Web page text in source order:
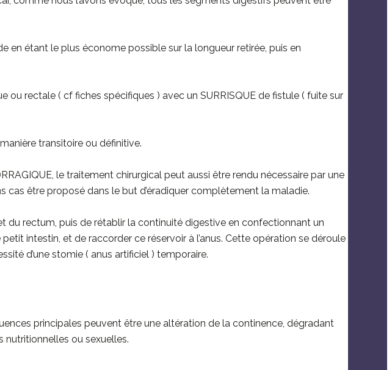
en étant le plus économe possible sur la longueur retirée, puis en
ou rectale ( cf fiches spécifiques ) avec un SURRISQUE de fistule ( fuite sur
transitoire ou définitive.
le traitement chirurgical peut aussi être rendu nécessaire par une
cas être proposé dans le but d’éradiquer complètement la maladie.
du rectum, puis de rétablir la continuité digestive en confectionnant un
intestin, et de raccorder ce réservoir à l’anus. Cette opération se déroule
d’une stomie ( anus artificiel ) temporaire.
principales peuvent être une altération de la continence, dégradant
nutritionnelles ou sexuelles.